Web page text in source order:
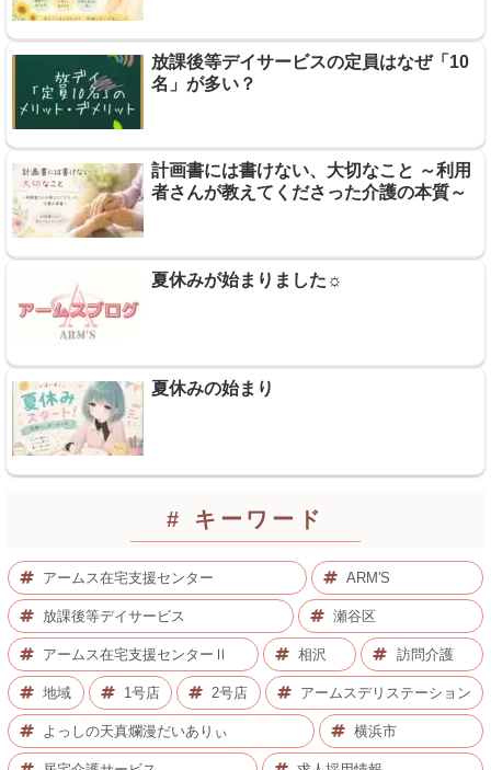
放課後等デイサービスの定員はなぜ「10
名」が多い？
計画書には書けない、大切なこと ～利用
者さんが教えてくださった介護の本質～
夏休みが始まりました☼
夏休みの始まり
# キーワード
アームス在宅支援センター ARM'S
放課後等デイサービス 瀬谷区
アームス在宅支援センターⅡ 相沢 訪問介護
地域 1号店 2号店 アームスデリステーション
よっしの天真爛漫だいありぃ 横浜市